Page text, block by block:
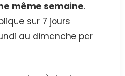
même semaine.
sur 7 jours
au dimanche par